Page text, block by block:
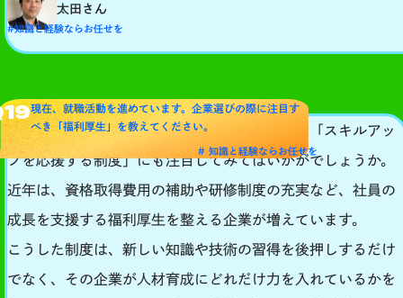
太田さん
#知識と経験ならお任せを
現在、就職活動を進めています。企業選びの際に注目す
べき「福利厚生」を教えてください。
# 知識と経験ならお任せを
企業選びをする際は、給与や休日だけでなく、「スキルアッ
プを応援する制度」にも注目してみてはいかがでしょうか。
近年は、資格取得費用の補助や研修制度の充実など、社員の
成長を支援する福利厚生を整える企業が増えています。
こうした制度は、新しい知識や技術の習得を後押しするだけ
でなく、その企業が人材育成にどれだけ力を入れているかを